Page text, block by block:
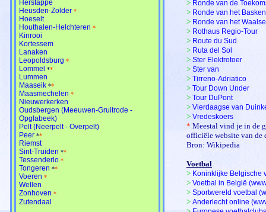
Herstappe
Heusden-Zolder *
Hoeselt
Houthalen-Helchteren *
Kinrooi
Kortessem
Lanaken
Leopoldsburg *
Lommel **
Lummen
Maaseik **
Maasmechelen *
Nieuwerkerken
Oudsbergen (Meeuwen-Gruitrode -
Opglabeek)
Pelt (Neerpelt - Overpelt)
Peer **
Riemst
Sint-Truiden **
Tessenderlo *
Tongeren **
Voeren *
Wellen
Zonhoven *
Zutendaal
> Ronde van de
> Ronde van het
> Ronde van het
> Rothaus Regio-Tour
> Route du Sud
> Ruta del Sol
> Ster Elektrotoer
> Ster van
> Tirreno-Adriatico
> Tour Down Under
> Tour DuPont
> Vierdaagse van
> Vredeskoers
* Meestal vind je in de
officiële website van de
Bron: Wikipedia
Voetbal
> Koninklijke Belgische
> Voetbal in België
> Sportwereld voetbal
> Anderlecht online